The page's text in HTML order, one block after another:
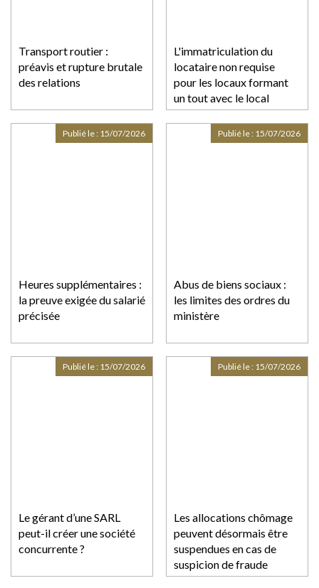
Transport routier :
préavis et rupture brutale
des relations
L'immatriculation du
locataire non requise
pour les locaux formant
un tout avec le local
principal
Heures supplémentaires :
la preuve exigée du salarié
précisée
Publié le : 15/07/2026
Abus de biens sociaux :
les limites des ordres du
ministère
Publié le : 15/07/2026
Le gérant d’une SARL
peut-il créer une société
concurrente ?
Publié le : 15/07/2026
Les allocations chômage
peuvent désormais être
suspendues en cas de
suspicion de fraude
Publié le : 15/07/2026